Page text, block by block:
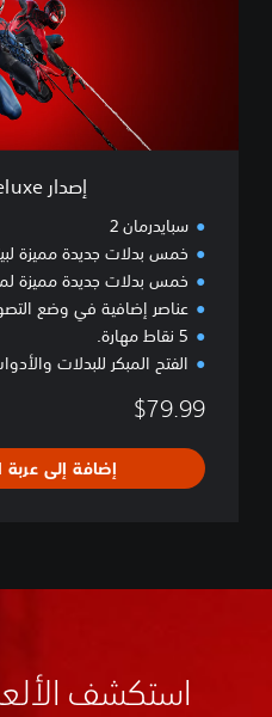
ا
إصدار Deluxe الرقمي
سبايدرمان 2
خمس بدلات جديدة مميزة
خمس بدلات جديدة مميزة
عناصر إضافية في وضع
5 نقاط مهارة.
الفتح المبكر للبدلات
$79.99
إضافة إلى
استكشف